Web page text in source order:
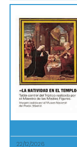
22/12/2026